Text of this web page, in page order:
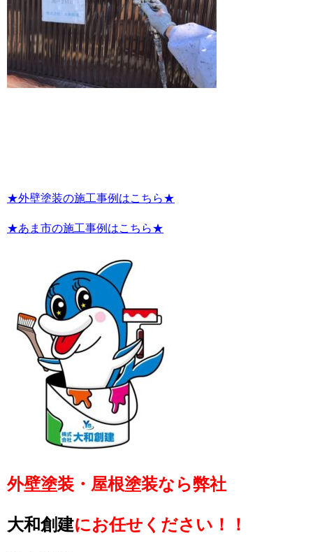
★外壁塗装の施工事例はこちら★
★あま市の施工事例はこちら★
外壁塗装・屋根塗装なら弊社
大和創建にお任せください！！